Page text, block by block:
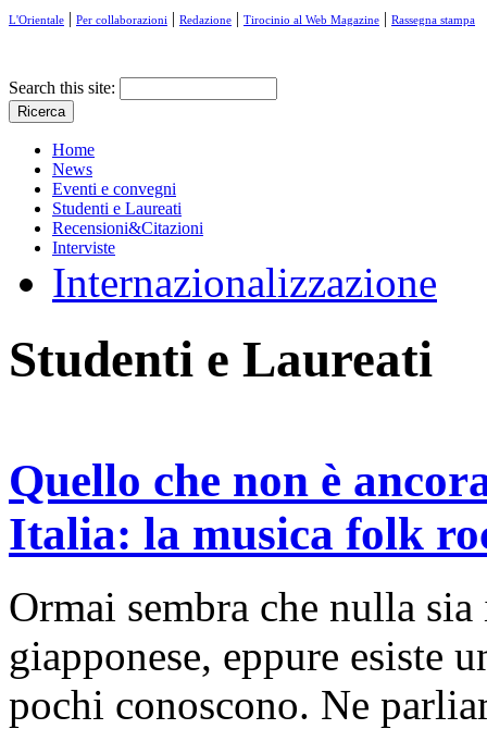
L'Orientale | Per collaborazioni | Redazione | Tirocinio al Web Magazine | Rassegna stampa
Search this site:
Home
News
Eventi e convegni
Studenti e Laureati
Recensioni&Citazioni
Interviste
Internazionalizzazione
Studenti e Laureati
Quello che non è
Italia: la musica folk
Ormai sembra che nulla
giapponese, eppure esiste
pochi conoscono. Ne